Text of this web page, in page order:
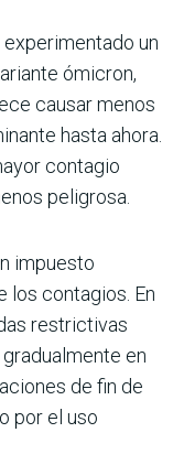
un
ómicron,
causar menos
hasta ahora.
contagio
peligrosa.
impuesto
los contagios. En
restrictivas
en
de fin de
por el uso